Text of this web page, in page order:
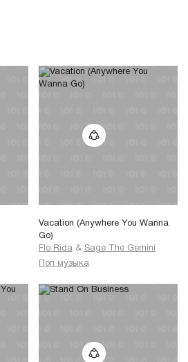
Vacation (Anywhere You Wanna
Go)
Flo Rida & Sage The Gemini
Поп музыка